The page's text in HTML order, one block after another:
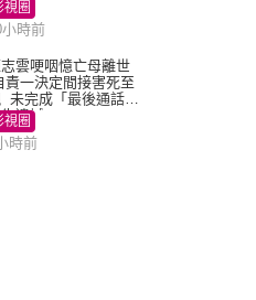
視圈
時前
志雲哽咽憶亡母離世
責一決定間接害死至
未完成「最後通話」
遺憾
視圈
時前